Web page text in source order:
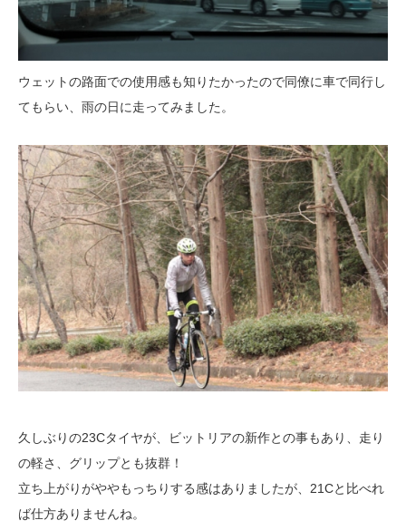
ウェットの路面での使用感も知りたかったので同僚に車で同行し
てもらい、雨の日に走ってみました。
久しぶりの23Cタイヤが、ビットリアの新作との事もあり、走り
の軽さ、グリップとも抜群！
立ち上がりがややもっちりする感はありましたが、21Cと比べれ
ば仕方ありませんね。